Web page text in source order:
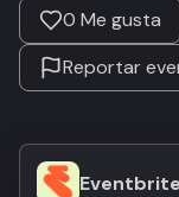
0 Me gusta
Reportar
Eventbrite